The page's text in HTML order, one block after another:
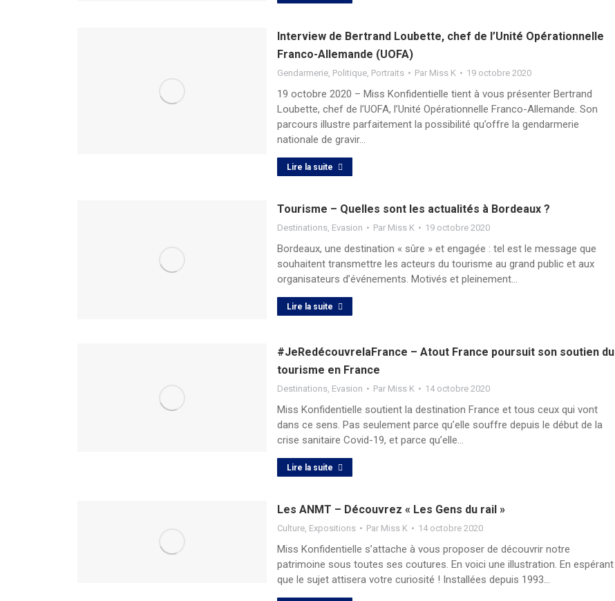
Interview de Bertrand Loubette, chef de l’Unité Opérationnelle
Franco-Allemande (UOFA)
Gendarmerie, Politique, Portraits Par Miss K 19 octobre 2020
19 octobre 2020 – Miss Konfidentielle tient à vous présenter Bertrand
Loubette, chef de l’UOFA, l’Unité Opérationnelle Franco-Allemande. Son
parcours illustre parfaitement la possibilité qu’offre la gendarmerie
nationale de gravir…
Lire la suite
Tourisme – Quelles sont les actualités à Bordeaux ?
Destinations, Evasion Par Miss K 19 octobre 2020
Bordeaux, une destination « sûre » et engagée : tel est le message que
souhaitent transmettre les acteurs du tourisme au grand public et aux
organisateurs d’événements. Motivés et pleinement…
Lire la suite
#JeRedécouvrelaFrance – Atout France poursuit son soutien du
tourisme en France
Destinations Evasion Par Miss K 14 octobre 2020
Miss Konfidentielle soutient la destination France et tous ceux qui vont
dans ce sens. Pas seulement parce qu’elle souffre depuis le début de la
crise sanitaire Covid-19, et parce qu’elle…
Lire la suite
Les ANMT – Découvrez « Les Gens du rail »
Culture Expositions Par Miss K 14 octobre 2020
Miss Konfidentielle s’attache à vous proposer de découvrir notre
patrimoine sous toutes ses coutures. En voici une illustration. En espérant
que le sujet attisera votre curiosité ! Installées depuis 1993…